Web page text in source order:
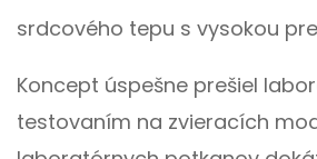
srdcového tepu s vysokou
Koncept úspešne prešiel
testovaním na zvieracích